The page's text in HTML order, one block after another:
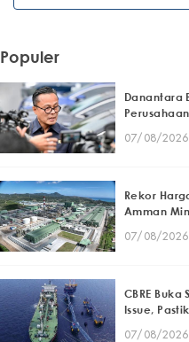
Populer
Danantara
07/08/2026
Rekor
Amman
07/08/2026
CBRE Buka
Issue,
07/08/2026